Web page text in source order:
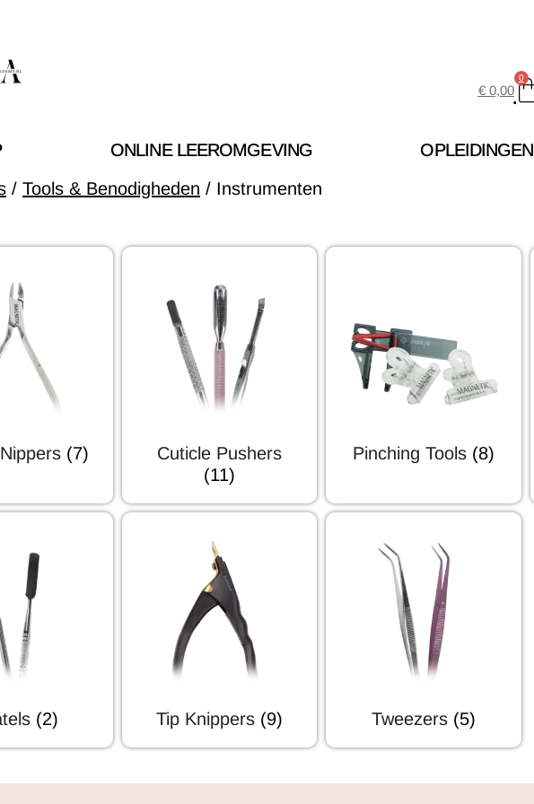
€0,00
0
ONLINE LEEROMGEVING OPLEIDINGEN
/ Tools & Benodigheden / Instrumenten
(7)
Cuticle Pushers
(11)
Pinching Tools (8)
(2) Tip Knippers (9) Tweezers (5)